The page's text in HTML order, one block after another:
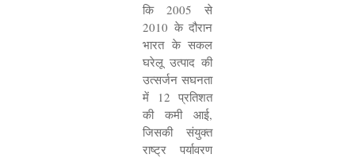
कि 2005 से
2010 के दौरान
भारत के सकल
घरेलू उत्पाद की
उत्सर्जन सघनता
में
12 प्रतिशत
की कमी आई,
जिसकी संयुक्त
राष्ट्र पर्यावरण